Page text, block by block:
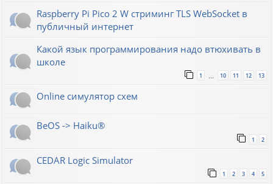
Raspberry Pi Pico 2 W стриминг TLS WebSocket в
публичный интернет
Какой язык программирования надо втюхивать в
школе
1 … 10 11 12 13
Online симулятор схем
BeOS -> Haiku®
1 2
CEDAR Logic Simulator
1 2 3 4 5